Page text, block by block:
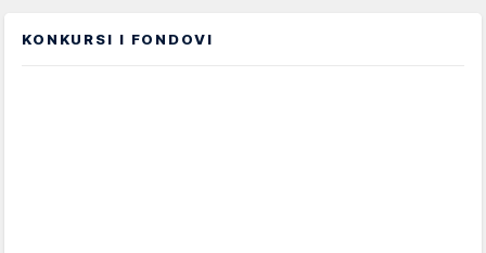
KONKURSI I FONDOVI